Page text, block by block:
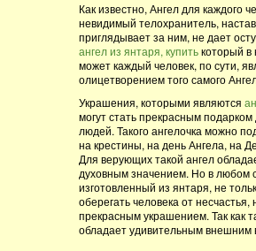
Как известно, Ангел для каждого
невидимый телохранитель,
приглядывает за ним, не дает
ангел из янтаря, купитькоторый
может каждый человек, по сути,
олицетворением того самого
Украшения, которыми являются
могут стать прекрасным подарком
людей. Такого ангелочка можно
на крестины, на день Ангела, на
Для верующих такой ангел
духовным значением. Но в любом
изготовленный из янтаря, не
оберегать человека от несчастья,
прекрасным украшением. Так как
обладает удивительным внешним